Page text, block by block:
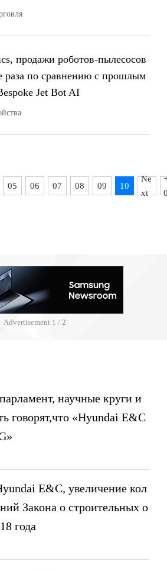
продажи роботов-пылесосов
раза по сравнению с прошлым
Jet Bot AI
05 06 07 08 09 10
Ne
xt
Advertisement 1 / 2
научные круги и
говорят,что «Hyundai E&C
E&C, увеличение кол
Закона о строительных о
года